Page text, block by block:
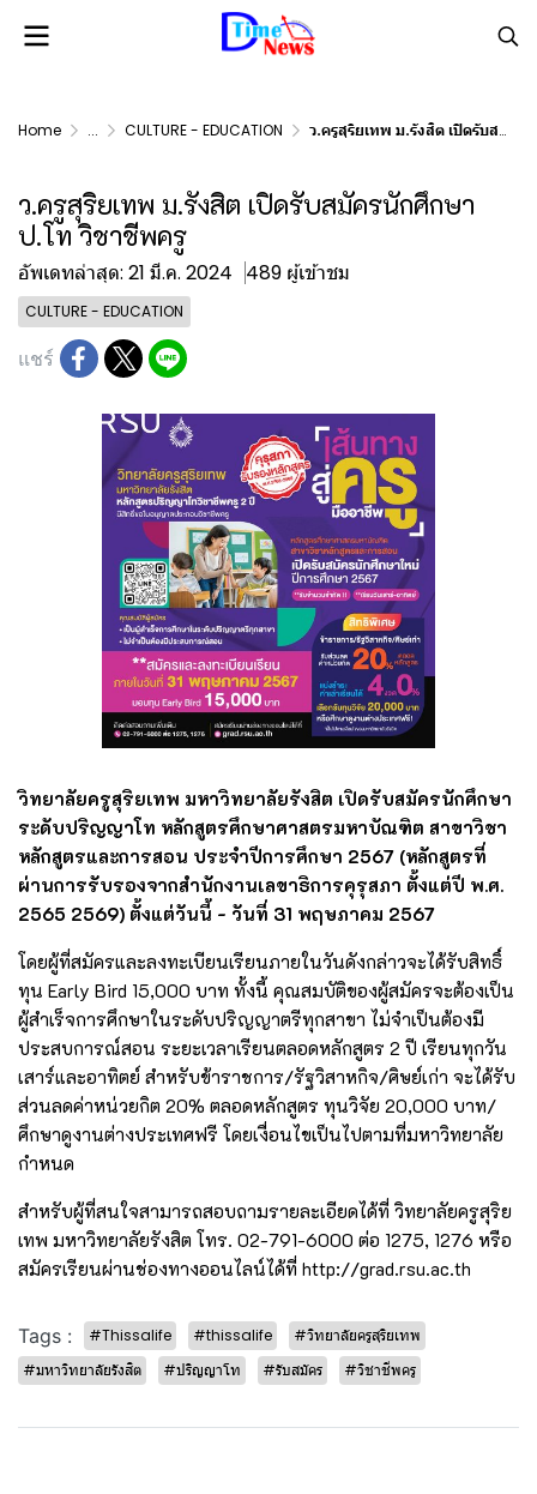
Home ... CULTURE - EDUCATION ว.ครูสุริยเทพ ม.รังสิต เปิดรับสมัครนักศึกษา ป.โท วิชาชีพครู
ว.ครูสุริยเทพ ม.รังสิต เปิดรับสมัครนักศึกษา
ป.โท วิชาชีพครู
อัพเดทล่าสุด: 21 มี.ค. 2024 489 ผู้เข้าชม
CULTURE - EDUCATION
แชร์
วิทยาลัยครูสุริยเทพ มหาวิทยาลัยรังสิต เปิดรับสมัครนักศึกษา
ระดับปริญญาโท หลักสูตรศึกษาศาสตรมหาบัณฑิต สาขาวิชา
หลักสูตรและการสอน ประจำปีการศึกษา 2567 (หลักสูตรที่
ผ่านการรับรองจากสำนักงานเลขาธิการคุรุสภา ตั้งแต่ปี พ.ศ.
2565 2569) ตั้งแต่วันนี้ - วันที่ 31 พฤษภาคม 2567
โดยผู้ที่สมัครและลงทะเบียนเรียนภายในวันดังกล่าวจะได้รับสิทธิ์
ทุน Early Bird 15,000 บาท ทั้งนี้ คุณสมบัติของผู้สมัครจะต้องเป็น
ผู้สำเร็จการศึกษาในระดับปริญญาตรีทุกสาขา ไม่จำเป็นต้องมี
ประสบการณ์สอน ระยะเวลาเรียนตลอดหลักสูตร 2 ปี เรียนทุกวัน
เสาร์และอาทิตย์ สำหรับข้าราชการ/รัฐวิสาหกิจ/ศิษย์เก่า จะได้รับ
ส่วนลดค่าหน่วยกิต 20% ตลอดหลักสูตร ทุนวิจัย 20,000 บาท/
ศึกษาดูงานต่างประเทศฟรี โดยเงื่อนไขเป็นไปตามที่มหาวิทยาลัย
กำหนด
สำหรับผู้ที่สนใจสามารถสอบถามรายละเอียดได้ที่ วิทยาลัยครูสุริย
เทพ มหาวิทยาลัยรังสิต โทร. 02-791-6000 ต่อ 1275, 1276 หรือ
สมัครเรียนผ่านช่องทางออนไลน์ได้ที่ http://grad.rsu.ac.th
Tags : #Thissalife #thissalife
#วิทยาลัยครูสุริยเทพ
#มหาวิทยาลัยรังสิต
#ปริญญาโท #รับสมัคร #วิชาชีพครู